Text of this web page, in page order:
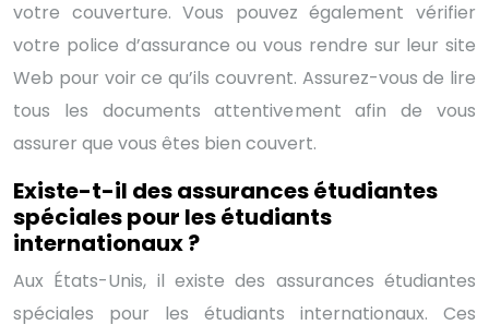
votre couverture. Vous pouvez également vérifier
votre police d’assurance ou vous rendre sur leur site
Web pour voir ce qu’ils couvrent. Assurez-vous de lire
tous les documents attentivement afin de vous
assurer que vous êtes bien couvert.
Existe-t-il des assurances étudiantes
spéciales pour les étudiants
internationaux ?
Aux États-Unis, il existe des assurances étudiantes
spéciales pour les étudiants internationaux. Ces